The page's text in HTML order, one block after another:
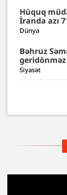
Hüquq
İranda azı
Dünya
Bəhruz
Siyasət